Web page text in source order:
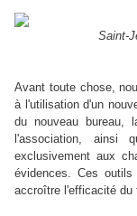
Saint-
Avant toute chose,
à l'utilisation d'un
du nouveau bureau,
l'association, ainsi
exclusivement aux
évidences. Ces
accroître l'efficacité du